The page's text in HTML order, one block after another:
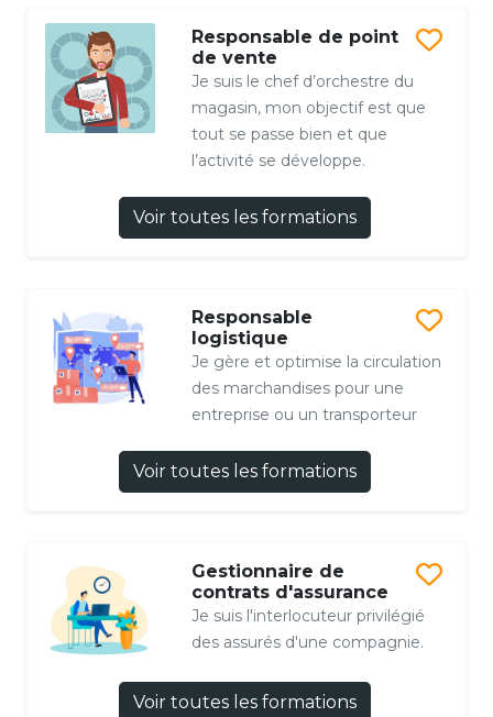
Responsable de point
de vente
Je suis le chef d’orchestre du
magasin, mon objectif est que
tout se passe bien et que
l’activité se développe.
Voir toutes les formations
Responsable
logistique
Je gère et optimise la circulation
des marchandises pour une
entreprise ou un transporteur
Voir toutes les formations
Gestionnaire de
contrats d'assurance
Je suis l'interlocuteur privilégié
des assurés d'une compagnie.
Voir toutes les formations